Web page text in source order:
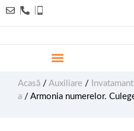
Acasă / Auxiliare /
a / Armonia numerelor.